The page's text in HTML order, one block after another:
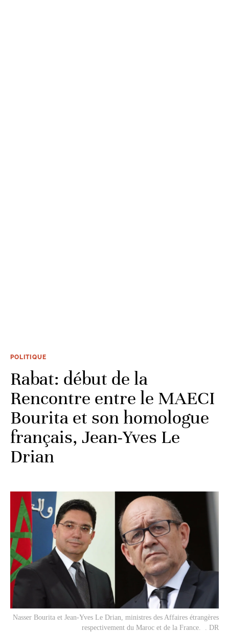
POLITIQUE
Rabat: début de la
Rencontre entre le MAECI
Bourita et son homologue
français, Jean-Yves Le
Drian
Nasser Bourita et Jean-Yves Le Drian, ministres des Affaires étrangères
respectivement du Maroc et de la France. . DR